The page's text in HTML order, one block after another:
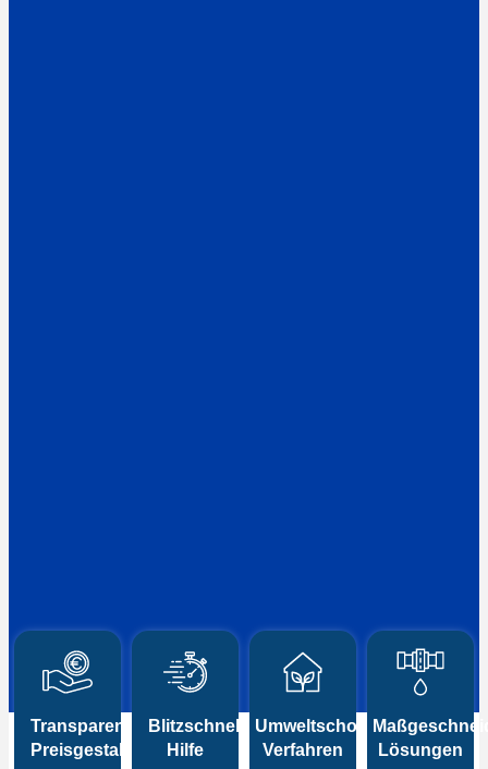
Transparente
Preisgestaltung
Blitzschnelle
Hilfe
Umweltschonende
Verfahren
Lösungen